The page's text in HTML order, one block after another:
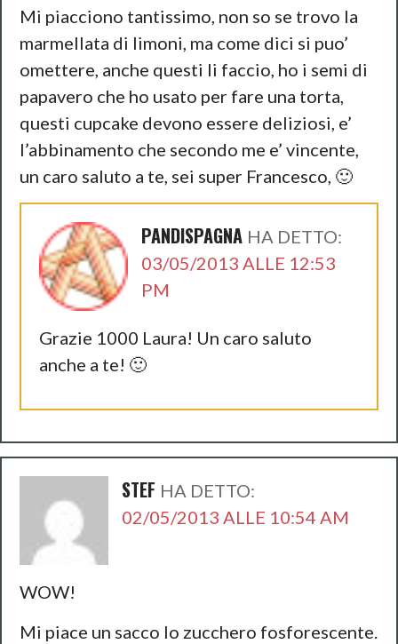
Mi piacciono tantissimo, non so se trovo la
marmellata di limoni, ma come dici si puo’
omettere, anche questi li faccio, ho i semi di
papavero che ho usato per fare una torta,
questi cupcake devono essere deliziosi, e’
l’abbinamento che secondo me e’ vincente,
un caro saluto a te, sei super Francesco, 🙂
PANDISPAGNA HA DETTO:
03/05/2013 ALLE 12:53
PM
Grazie 1000 Laura! Un caro saluto
anche a te! 🙂
STEF HA DETTO:
02/05/2013 ALLE 10:54 AM
WOW!
Mi piace un sacco lo zucchero fosforescente.